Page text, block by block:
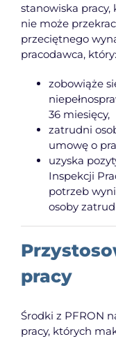
stanowiska
nie może
przeciętnego
pracodawca, który:
zobowiąże
36 miesięcy,
zatrudni
umowę o
uzyska
Inspekcji
potrzeb
osoby
pracy
Środki z PFRON
pracy, których